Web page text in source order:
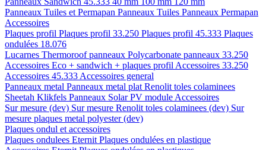
Panneaux Tuiles et Permapan Panneaux Tuiles Panneaux Permapan
Accessoires
Plaques profil Plaques profil 33.250 Plaques profil 45.333 Plaques
ondulées 18.076
Lucarnes Thermoroof panneaux Polycarbonate panneaux 33.250
Accessoires Eco + sandwich + plaques profil Accessoires 33.250
Accessoires 45.333 Accessoires general
Panneaux metal Panneaux metal plat Renolit toles colaminees
Sheetah Klikfels Panneaux Solar PV module Accessoires
Sur mesure (dev) Sur mesure Renolit toles colaminees (dev) Sur
mesure plaques metal polyester (dev)
Plaques ondul et accessoires
Plaques ondulees Eternit Plaques ondulées en plastique